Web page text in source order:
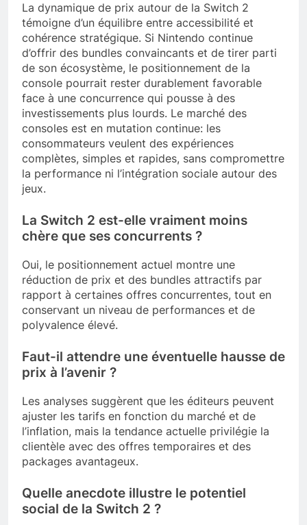
La dynamique de prix autour de la Switch 2
témoigne d’un équilibre entre accessibilité et
cohérence stratégique. Si Nintendo continue
d’offrir des bundles convaincants et de tirer parti
de son écosystème, le positionnement de la
console pourrait rester durablement favorable
face à une concurrence qui pousse à des
investissements plus lourds. Le marché des
consoles est en mutation continue: les
consommateurs veulent des expériences
complètes, simples et rapides, sans compromettre
la performance ni l’intégration sociale autour des
jeux.
La Switch 2 est-elle vraiment moins
chère que ses concurrents ?
Oui, le positionnement actuel montre une
réduction de prix et des bundles attractifs par
rapport à certaines offres concurrentes, tout en
conservant un niveau de performances et de
polyvalence élevé.
Faut-il attendre une éventuelle hausse de
prix à l’avenir ?
Les analyses suggèrent que les éditeurs peuvent
ajuster les tarifs en fonction du marché et de
l’inflation, mais la tendance actuelle privilégie la
clientèle avec des offres temporaires et des
packages avantageux.
Quelle anecdote illustre le potentiel
social de la Switch 2 ?